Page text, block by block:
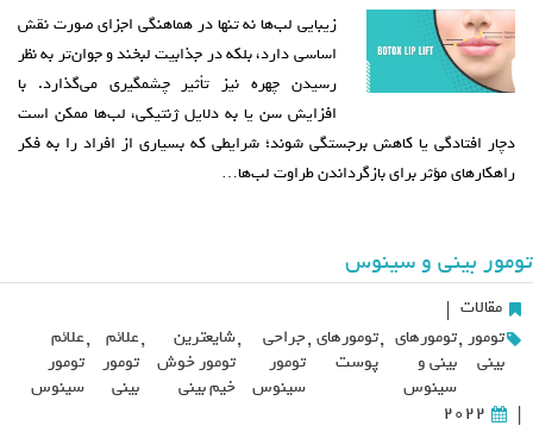
زیبایی لب‌ها نه تنها در هماهنگی اجزای صورت نقش
اساسی دارد، بلکه در جذابیت لبخند و جوان‌تر به نظر
رسیدن چهره نیز تأثیر چشمگیری می‌گذارد. با
افزایش سن یا به دلایل ژنتیکی، لب‌ها ممکن است
دچار افتادگی یا کاهش برجستگی شوند؛ شرایطی که بسیاری از افراد را به فکر
راهکارهای مؤثر برای بازگرداندن طراوت لب‌ها…
تومور بینی و سینوس
مقالات |
تومور
بینی
,تومورهای
بینی و
سینوس
,تومورهای
پوست
,جراحی
تومور
سینوس
,شایعترین
تومور خوش
خیم بینی
,علائم
تومور
بینی
,علائم
تومور
سینوس
|
2022